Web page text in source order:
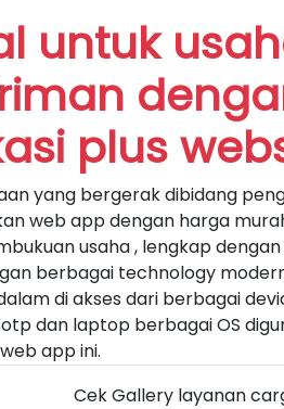
untuk
plus
yang bergerak dibidang
web app dengan harga
usaha , lengkap
berbagai technology
di akses dari berbagai
dan laptop berbagai OS
app ini.
Cek Gallery layanan